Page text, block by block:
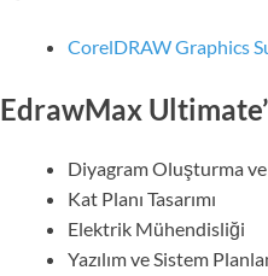
CorelDRAW Graphics
EdrawMax
Diyagram Oluşturma ve
Kat Planı Tasarımı
Elektrik Mühendisliği
Yazılım ve Sistem